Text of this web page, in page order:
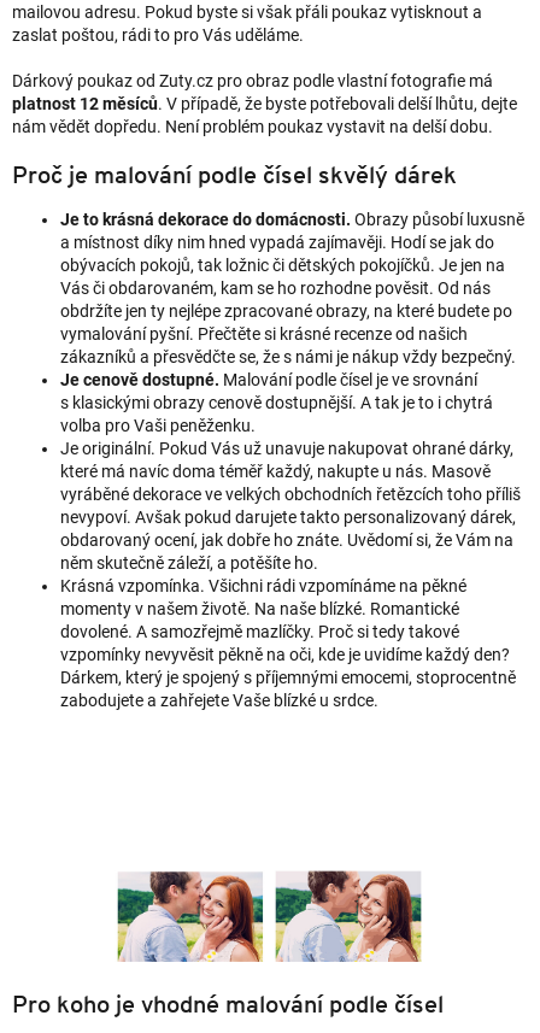
mailovou adresu. Pokud byste si však přáli poukaz vytisknout a
zaslat poštou, rádi to pro Vás uděláme.
Dárkový poukaz od Zuty.cz pro obraz podle vlastní fotografie má
platnost 12 měsíců. V případě, že byste potřebovali delší lhůtu, dejte
nám vědět dopředu. Není problém poukaz vystavit na delší dobu.
Proč je malování podle čísel skvělý dárek
Je to krásná dekorace do domácnosti. Obrazy působí luxusně
a místnost díky nim hned vypadá zajímavěji. Hodí se jak do
obývacích pokojů, tak ložnic či dětských pokojíčků. Je jen na
Vás či obdarovaném, kam se ho rozhodne pověsit. Od nás
obdržíte jen ty nejlépe zpracované obrazy, na které budete po
vymalování pyšní. Přečtěte si krásné recenze od našich
zákazníků a přesvědčte se, že s námi je nákup vždy bezpečný.
Je cenově dostupné. Malování podle čísel je ve srovnání
s klasickými obrazy cenově dostupnější. A tak je to i chytrá
volba pro Vaši peněženku.
Je originální. Pokud Vás už unavuje nakupovat ohrané dárky,
které má navíc doma téměř každý, nakupte u nás. Masově
vyráběné dekorace ve velkých obchodních řetězcích toho příliš
nevypoví. Avšak pokud darujete takto personalizovaný dárek,
obdarovaný ocení, jak dobře ho znáte. Uvědomí si, že Vám na
něm skutečně záleží, a potěšíte ho.
Krásná vzpomínka. Všichni rádi vzpomínáme na pěkné
momenty v našem životě. Na naše blízké. Romantické
dovolené. A samozřejmě mazlíčky. Proč si tedy takové
vzpomínky nevyvěsit pěkně na oči, kde je uvidíme každý den?
Dárkem, který je spojený s příjemnými emocemi, stoprocentně
zabodujete a zahřejete Vaše blízké u srdce.
Pro koho je vhodné malování podle čísel